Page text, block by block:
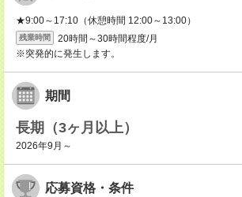
★9:00～17:10（休憩時間 12:00～13:00）
残業時間
20時間～30時間程度/月
※突発的に発生します。
期間
長期（3ヶ月以上）
2026年9月～
応募資格・条件